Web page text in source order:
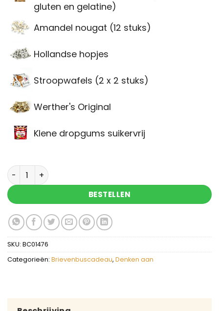
gluten en gelatine)
Amandel nougat (12 stuks)
Hollandse hopjes
Stroopwafels (2 x 2 stuks)
Werther's Original
Klene dropgums suikervrij
Brievenbuscadeau did you smile today? aantal
BESTELLEN
SKU: BC01476
Categorieën: Brievenbuscadeau, Denken aan